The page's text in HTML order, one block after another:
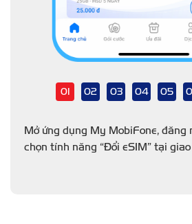
01 02 03 04 05
Mở ứng dụng My MobiFone, đăng
chọn tính năng “Đổi eSIM” tại